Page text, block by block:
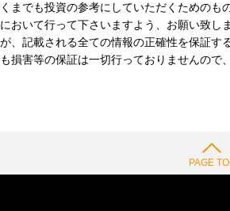
までも投資の参考にしていただくためのも
おいて行って下さいますよう、お願い致し
、記載される全ての情報の正確性を保証す
損害等の保証は一切行っておりませんので
PAGE